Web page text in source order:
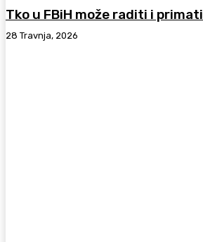
Tko u FBiH može raditi i
28 Travnja, 2026